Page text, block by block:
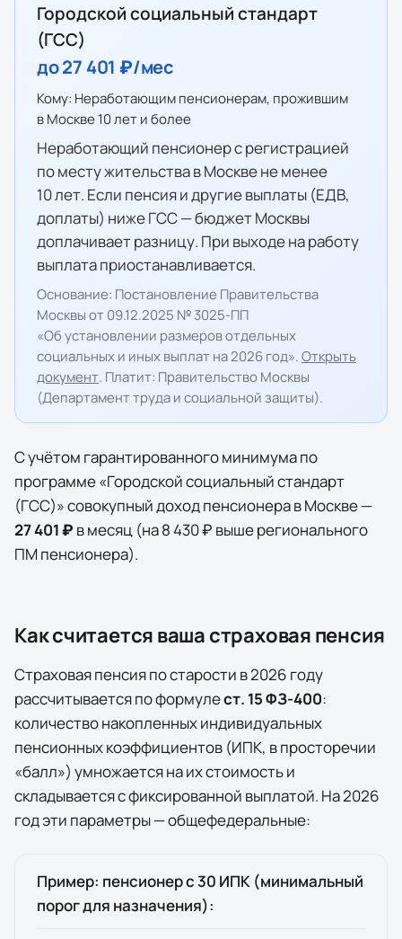
Городской социальный стандарт
(ГСС)
до27 401 ₽/мес
Кому: Неработающим пенсионерам, прожившим
в Москве 10 лет и более
Неработающий пенсионер с регистрацией
по месту жительства в Москве не менее
10 лет. Если пенсия и другие выплаты (ЕДВ,
доплаты) ниже ГСС — бюджет Москвы
доплачивает разницу. При выходе на работу
выплата приостанавливается.
Основание: Постановление Правительства
Москвы от 09.12.2025 № 3025-ПП
«Об установлении размеров отдельных
социальных и иных выплат на 2026 год».Открыть
документ. Платит: Правительство Москвы
(Департамент труда и социальной защиты).
С учётом гарантированного минимума по
программе «Городской социальный стандарт
(ГСС)» совокупный доход пенсионера вМоскве—
27 401 ₽ в месяц (на8 430 ₽ выше регионального
ПМ пенсионера).
Как считается ваша страховая пенсия
Страховая пенсия по старости в2026 году
рассчитывается по формулест. 15 ФЗ-400:
количество накопленных индивидуальных
пенсионных коэффициентов (ИПК, в просторечии
«балл») умножается на их стоимость и
складывается с фиксированной выплатой. На2026
год эти параметры — общефедеральные:
Пример: пенсионер с 30 ИПК (минимальный
порог для назначения):